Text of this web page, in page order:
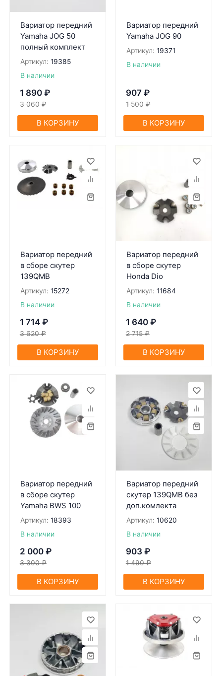
Вариатор передний
Yamaha JOG 50
полный комплект
Артикул: 19385
В наличии
1 890 ₽
3 060 ₽
В КОРЗИНУ
Вариатор передний
Yamaha JOG 90
Артикул: 19371
В наличии
907 ₽
1 500 ₽
В КОРЗИНУ
Вариатор передний
в сборе скутер
139QMB
Артикул: 15272
В наличии
1 714 ₽
3 620 ₽
В КОРЗИНУ
Вариатор передний
в сборе скутер
Honda Dio
Артикул: 11684
В наличии
1 640 ₽
2 715 ₽
В КОРЗИНУ
Вариатор передний
в сборе скутер
Yamaha BWS 100
Артикул: 18393
В наличии
2 000 ₽
3 300 ₽
В КОРЗИНУ
Вариатор передний
скутер 139QMB без
доп.комлекта
Артикул: 10620
В наличии
903 ₽
1 490 ₽
В КОРЗИНУ